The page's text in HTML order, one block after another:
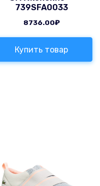
739SFA0033
8736.00₽
Купить товар